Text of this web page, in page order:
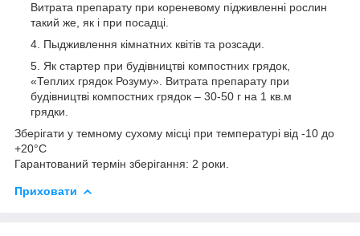
Витрата препарату при кореневому підживленні рослин
такий же, як і при посадці.
Пыдживлення кімнатних квітів та розсади.
Як стартер при будівництві компостних грядок,
«Теплих грядок Розуму». Витрата препарату при
будівництві компостних грядок – 30-50 г на 1 кв.м
грядки.
Зберігати у темному сухому місці при температурі від -10 до
+20°С
Гарантований термін зберігання: 2 роки.
Приховати